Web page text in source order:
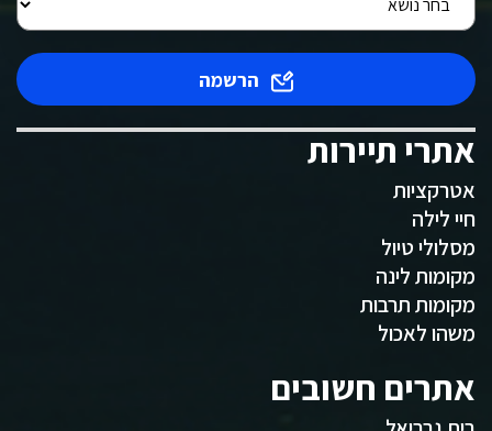
הרשמה
אתרי תיירות
אטרקציות
חיי לילה
מסלולי טיול
מקומות לינה
מקומות תרבות
משהו לאכול
אתרים חשובים